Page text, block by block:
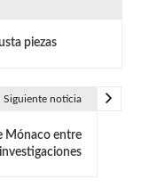
piezas
Siguiente noticia
Mónaco entre